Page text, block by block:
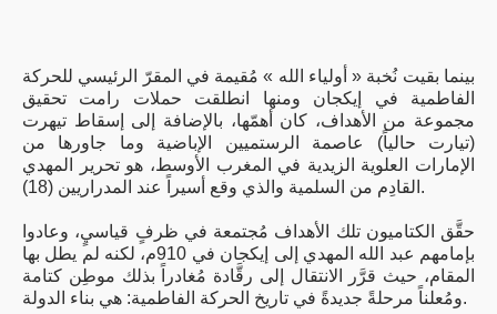
بينما بقيت نُخبة « أولياء الله » مُقيمة في المقرّ الرئيسي للحركة
الفاطمية في إيكجان ومنها انطلقت حملات رامت تحقيق
مجموعة من الأهداف، كان أهمّها، بالإضافة إلى إسقاط تيهرت
(تيارت حالياً) عاصمة الرستميين الإباضية وما جاورها من
الإمارات العلوية الزيدية في المغرب الأوسط، هو تحرير المهدي
القادِم من السلمية والذي وقع أسيراً عند المدراريين (18).
حقَّق الكتاميون تلك الأهداف مُجتمعة في ظرفٍ قياسيٍ، وعادوا
بإمامهم عبد الله المهدي إلى إيكجان في 910م، لكنه لم يطل بها
المقام، حيث قرَّر الانتقال إلى رقَّادة مُغادراً بذلك موطِن كتامة
ومُعلناً مرحلةً جديدةً في تاريخ الحركة الفاطمية: هي بناء الدولة.